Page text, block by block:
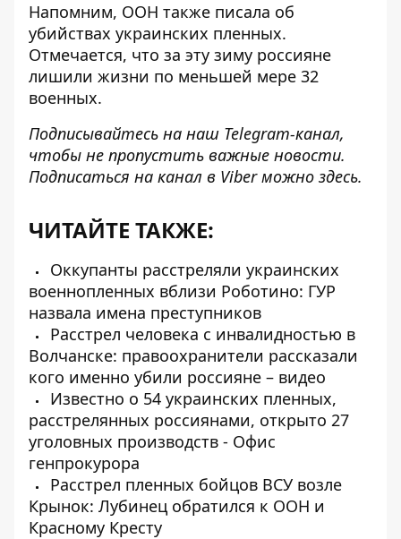
Напомним, ООН также писала об
убийствах украинских пленных.
Отмечается, что за эту зиму россияне
лишили жизни по меньшей мере 32
военных.
Подписывайтесь на наш Telegram-канал,
чтобы не пропустить важные новости.
Подписаться на канал в Viber можно здесь.
ЧИТАЙТЕ ТАКЖЕ:
Оккупанты расстреляли украинских
военнопленных вблизи Роботино: ГУР
назвала имена преступников
Расстрел человека с инвалидностью в
Волчанске: правоохранители рассказали
кого именно убили россияне – видео
Известно о 54 украинских пленных,
расстрелянных россиянами, открыто 27
уголовных производств - Офис
генпрокурора
Расстрел пленных бойцов ВСУ возле
Крынок: Лубинец обратился к ООН и
Красному Кресту